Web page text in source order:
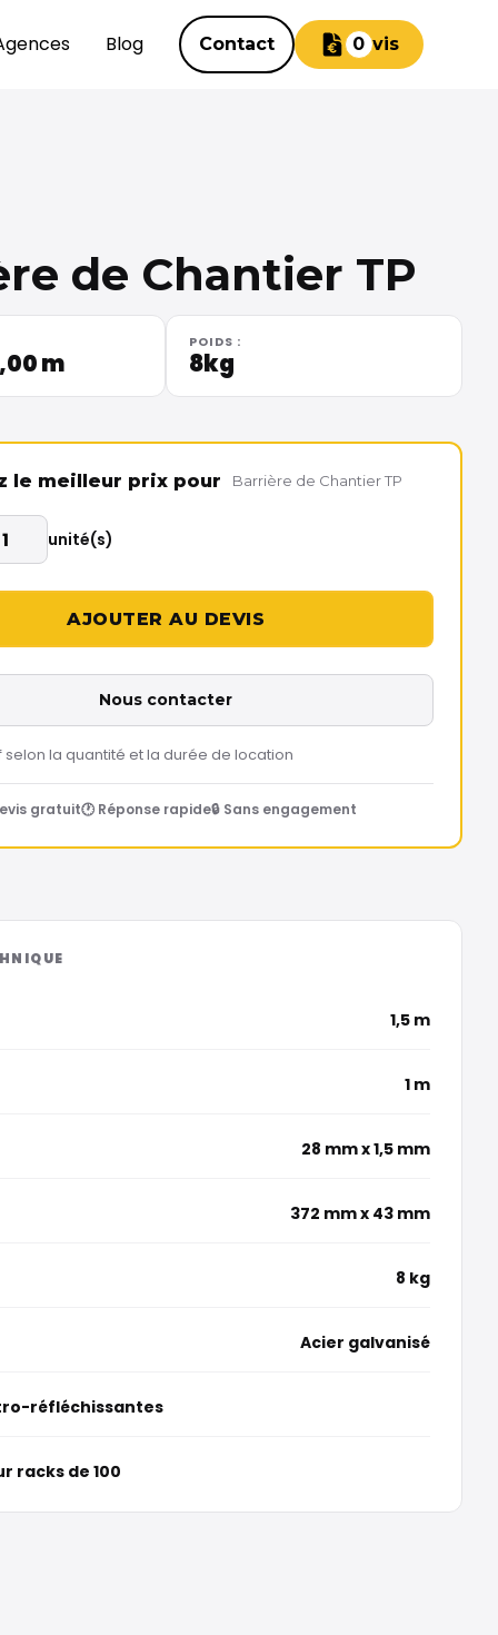
Blog Contact Devis
0
de Chantier TP
m
POIDS :
8kg
le meilleur prix pour Barrière de Chantier TP
unité(s)
Nous contacter
selon la quantité et la durée de location
gratuit🕐 Réponse rapide🔒 Sans engagement
1,5 m
1 m
28 mm x 1,5 mm
372 mm x 43 mm
8 kg
Acier galvanisé
réfléchissantes
racks de 100